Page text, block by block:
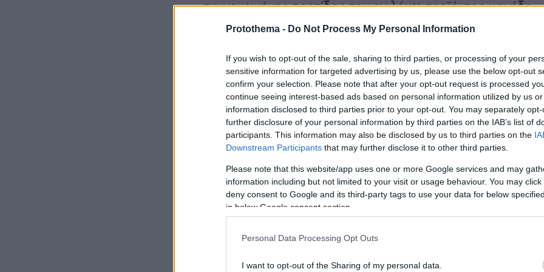
Protothema - Do Not Process My Personal Information
If you wish to opt-out of the sale, sharing to third parties, or processing of your
sensitive information for targeted advertising by us, please use the below opt-out
confirm your selection. Please note that after your opt-out request is processed
continue seeing interest-based ads based on personal information utilized by us
information disclosed to third parties prior to your opt-out. You may separately
further disclosure of your personal information by third parties on the IAB’s list of
participants. This information may also be disclosed by us to third parties on the
Downstream Participants that may further disclose it to other third parties.
Please note that this website/app uses one or more Google services and may
information including but not limited to your visit or usage behaviour. You may
deny consent to Google and its third-party tags to use your data for below
in below Google consent section.
Personal Data Processing Opt Outs
I want to opt-out of the Sharing of my personal data.
συγκεκριμένης παρτίδας του εν λόγω προϊόντος και ήδη
βρίσκονται σε εξέλιξη οι σχετικοί έλεγχοι. Παράλληλα,
ανωτέρω προϊόν, να μην το καταναλώσουν.
Ειδήσεις σήμερα:
Κρήτη για μια παρατήρηση - Του έκαναν 60 ράμματα στο
κεφάλι
Οι Δημοκρατικοί αναζητούν και νέο υποψήφιο